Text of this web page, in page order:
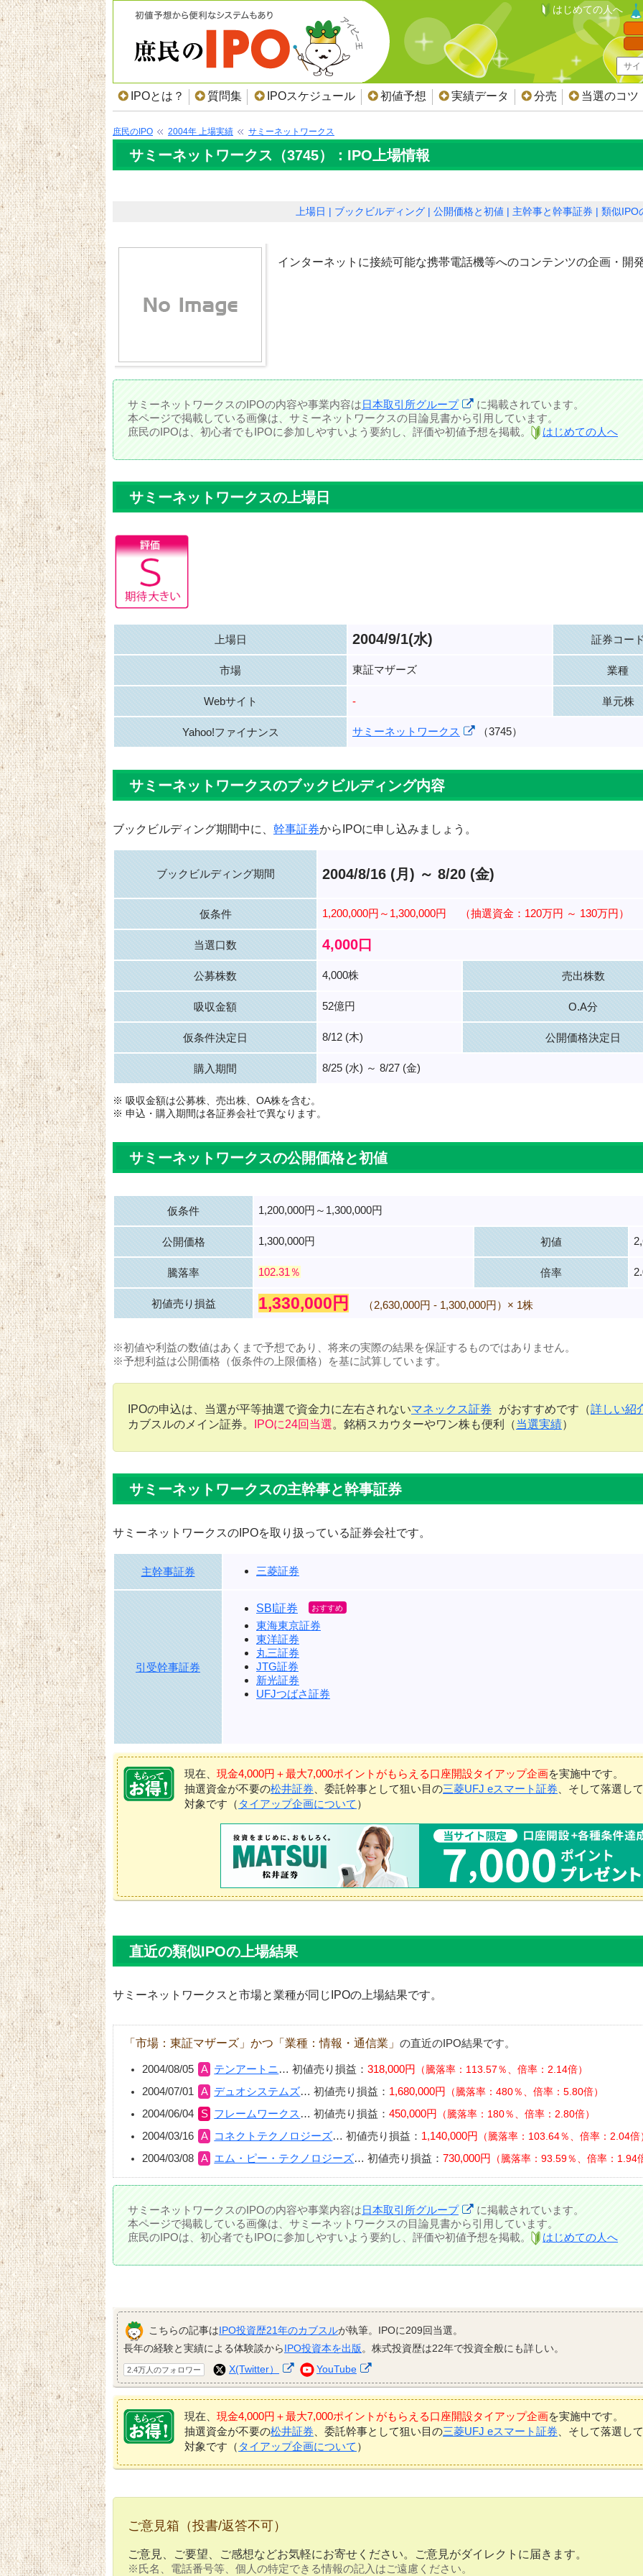
はじめての人へ
IPOとは？ 質問集 IPOスケジュール 初値予想 実績データ 分売 当選のコツ
庶民のIPO 2004年 上場実績 サミーネットワークス
サミーネットワークス（3745）：IPO上場情報
上場日 ブックビルディング 公開価格と初値 主幹事と幹事証券 類似IPO
インターネットに接続可能な携帯電話機等へのコンテンツの企画・開
サミーネットワークスのIPOの内容や事業内容は日本取引所グループ
に掲載されています。
本ページで掲載している画像は、サミーネットワークスの目論見書から引用しています。
庶民のIPOは、初心者でもIPOに参加しやすいよう要約し、評価や初値予想を掲載。
はじめての人へ
サミーネットワークスの上場日
上場日 2004/9/1(水) 証券コー
市場 東証マザーズ 業種
Webサイト - 単元株
Yahoo!ファイナンス サミーネットワークス （3745）
サミーネットワークスのブックビルディング内容
ブックビルディング期間中に、 幹事証券からIPOに申し込みましょう。
ブックビルディング期間 2004/8/16 (月) ～ 8/20 (金)
仮条件 1,200,000円～1,300,000円 （抽選資金：120万円 ～ 130万円）
当選口数 4,000口
公募株数 4,000株 売出株数
吸収金額 52億円 O.A分
仮条件決定日 8/12 (木) 公開価格決定日
購入期間 8/25 (水) ～ 8/27 (金)
※ 吸収金額は公募株、売出株、OA株を含む。
※ 申込・購入期間は各証券会社で異なります。
サミーネットワークスの公開価格と初値
仮条件 1,200,000円～1,300,000円
公開価格 1,300,000円 初値
騰落率 102.31％ 倍率
初値売り損益 1,330,000円 （2,630,000円 - 1,300,000円）× 1株
※初値や利益の数値はあくまで予想であり、将来の実際の結果を保証するものではありません。
※予想利益は公開価格（仮条件の上限価格）を基に試算しています。
IPOの申込は、当選が平等抽選で資金力に左右されないマネックス証券 がおすすめです（詳しい紹
カブスルのメイン証券。
IPOに24回当選。銘柄スカウターやワン株も便利（当選実績）
サミーネットワークスの主幹事と幹事証券
サミーネットワークスのIPOを取り扱っている証券会社です。
主幹事証券 三菱証券
引受幹事証券
SBI証券
東海東京証券
東洋証券
丸三証券
JTG証券
新光証券
UFJつばさ証券
現在、 現金4,000円＋最大7,000ポイントがもらえる口座開設タイアップ企画を実施中です。
抽選資金が不要の松井証券 、委託幹事として狙い目の三菱UFJ eスマート証券 、そして落選し
対象です（ タイアップ企画について ）
直近の類似IPOの上場結果
サミーネットワークスと市場と業種が同じIPOの上場結果です。
「市場：東証マザーズ」かつ「業種：情報・通信業」 の直近のIPO結果です。
2004/08/05 テンアートニ…初値売り損益：318,000円 騰落率：113.57％、倍率：2.14倍
2004/07/01 デュオシステムズ…初値売り損益： 1,680,000円 騰落率：480％、倍率：5.80倍
2004/06/04 フレームワークス …初値売り損益：450,000円 騰落率：180％、倍率：2.80倍
2004/03/16 コネクトテクノロジーズ…初値売り損益： 1,140,000円 騰落率：103.64％、倍率：2.04倍
2004/03/08 エム・ピー・テクノロジーズ…初値売り損益：730,000円 騰落率：93.59％、倍率：1.94
サミーネットワークスのIPOの内容や事業内容は日本取引所グループ
に掲載されています。
本ページで掲載している画像は、サミーネットワークスの目論見書から引用しています。
庶民のIPOは、初心者でもIPOに参加しやすいよう要約し、評価や初値予想を掲載。
はじめての人へ
こちらの記事はIPO投資歴21年のカブスルが執筆。IPOに209回当選。
長年の経験と実績による体験談からIPO投資本を出版。株式投資歴は22年で投資全般にも詳しい。
2.4万人のフォロワー X(Twitter） YouTube
現在、 現金4,000円＋最大7,000ポイントがもらえる口座開設タイアップ企画を実施中です。
抽選資金が不要の松井証券 、委託幹事として狙い目の三菱UFJ eスマート証券 、そして落選し
対象です（ タイアップ企画について ）
ご意見箱（投書/返答不可）
ご意見、ご要望、ご感想などお気軽にお寄せください。ご意見がダイレクトに届きます。
※氏名、電話番号等、個人の特定できる情報の記入はご遠慮ください。